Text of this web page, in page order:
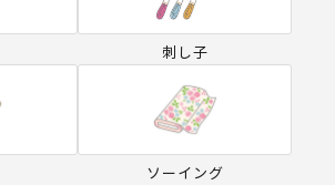
刺し子
ソーイング